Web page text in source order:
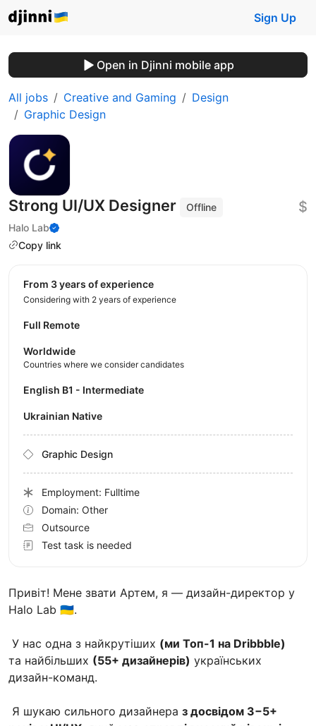
Sign Up
Open in Djinni mobile app
All jobs Creative and Gaming
Design
Graphic Design
Strong UI/UX Designer
Offline
Halo Lab
Copy link
$
Привіт! Мене звати Артем, я — дизайн-директор у
Halo Lab 🇺🇦.
У нас одна з найкрутіших (ми Топ-1 на Dribbble)
та найбільших (55+ дизайнерів) українських
дизайн-команд.
Я шукаю сильного дизайнера з досвідом 3−5+
from 3 years of experience
Considering with 2 years of experience
Full Remote
Worldwide
Countries where we consider candidates
English B1 - Intermediate
Ukrainian Native
Graphic Design
Employment: Fulltime
Domain: Other
Outsource
Test task is needed